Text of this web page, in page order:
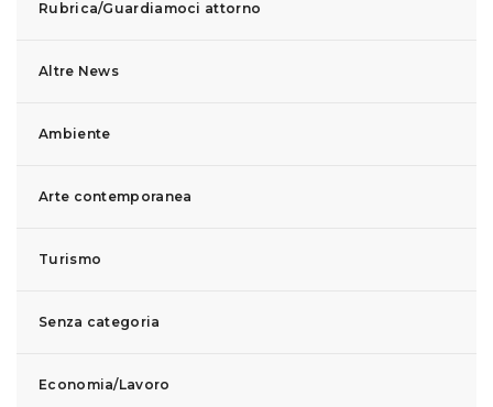
Rubrica/Guardiamoci attorno
Altre News
Ambiente
Arte contemporanea
Turismo
Senza categoria
Economia/Lavoro